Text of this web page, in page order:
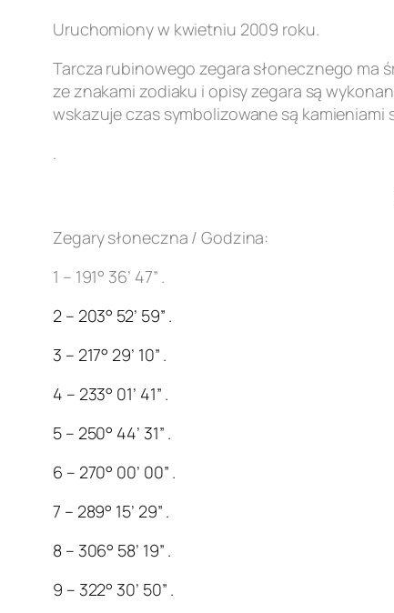
Uruchomiony w kwietniu 2009 roku.
Tarcza rubinowego zegara słonecznego ma
ze znakami zodiaku i opisy zegara są
wskazuje czas symbolizowane są
.
Zegary słoneczna / Godzina:
1 – 191° 36’ 47” .
2 – 203° 52’ 59” .
3 – 217° 29’ 10” .
4 – 233° 01’ 41” .
5 – 250° 44’ 31” .
6 – 270° 00’ 00” .
7 – 289° 15’ 29” .
8 – 306° 58’ 19” .
9 – 322° 30’ 50” .